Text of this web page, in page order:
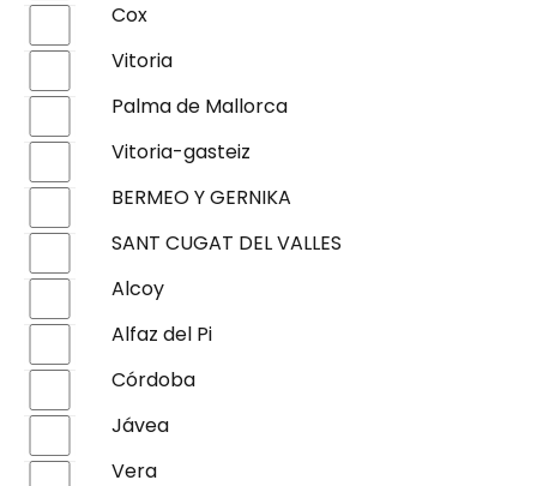
Cox
Vitoria
Palma de Mallorca
Vitoria-gasteiz
BERMEO Y GERNIKA
SANT CUGAT DEL VALLES
Alcoy
Alfaz del Pi
Córdoba
Jávea
Vera